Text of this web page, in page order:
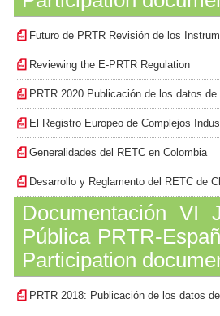
Futuro de PRTR Revisión de los
Reviewing the E-PRTR Regulation
PRTR 2020 Publicación de los datos
El Registro Europeo de Complejos
Generalidades del RETC en Colombia
Desarrollo y Reglamento del RETC de
Documentación VI
Pública PRTR-
Participation
PRTR 2018: Publicación de los datos